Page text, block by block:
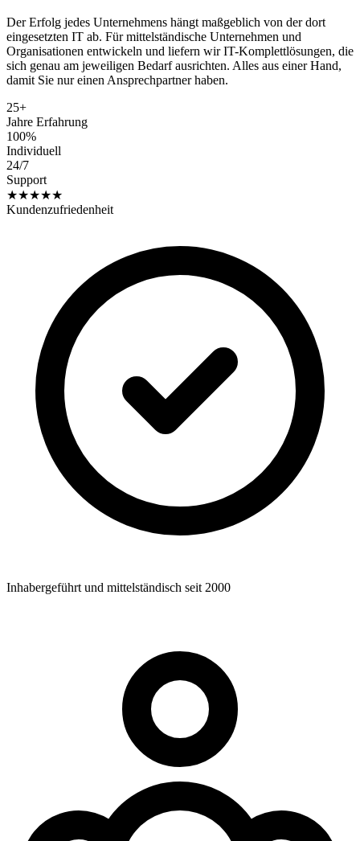
Der Erfolg jedes Unternehmens hängt maßgeblich von der dort
eingesetzten IT ab. Für mittelständische Unternehmen und
Organisationen entwickeln und liefern wir IT-Komplettlösungen, die
sich genau am jeweiligen Bedarf ausrichten. Alles aus einer Hand,
damit Sie nur einen Ansprechpartner haben.
25+
Jahre Erfahrung
100%
Individuell
24/7
Support
★★★★★
Kundenzufriedenheit
Inhabergeführt und mittelständisch seit 2000